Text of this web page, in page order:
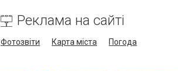
Реклама на сайті
Фотозвіти Карта міста
Погода